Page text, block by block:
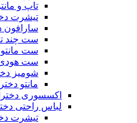
تاپ و
تیشرت
سارافون
ست چند
ست مانتو
ست هودی
شومیز
مانتو
اکسسوری
لباس راحتی
تیشرت